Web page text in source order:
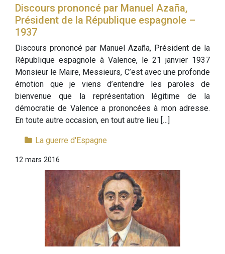
Discours prononcé par Manuel Azaña,
Président de la République espagnole –
1937
Discours prononcé par Manuel Azaña, Président de la
République espagnole à Valence, le 21 janvier 1937
Monsieur le Maire, Messieurs, C’est avec une profonde
émotion que je viens d’entendre les paroles de
bienvenue que la représentation légitime de la
démocratie de Valence a prononcées à mon adresse.
En toute autre occasion, en tout autre lieu […]
La guerre d'Espagne
12 mars 2016